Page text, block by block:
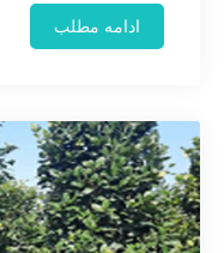
ادامه مطلب